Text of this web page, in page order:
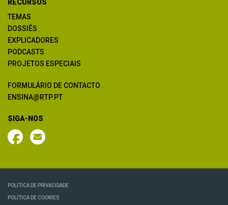
RECURSOS
TEMAS
DOSSIÊS
EXPLICADORES
PODCASTS
PROJETOS ESPECIAIS
FORMULÁRIO DE CONTACTO
ENSINA@RTP.PT
SIGA-NOS
POLÍTICA DE PRIVACIDADE
POLÍTICA DE COOKIES